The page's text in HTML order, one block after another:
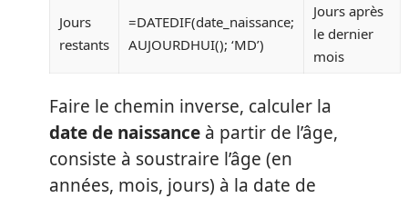
Jours
restants
=DATEDIF(date_naissance;
AUJOURDHUI(); ‘MD’)
Jours après
le dernier
mois
Faire le chemin inverse, calculer la
date de naissance à partir de l’âge,
consiste à soustraire l’âge (en
années, mois, jours) à la date de